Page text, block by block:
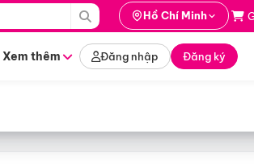
Hồ Chí Minh
Xem thêm Đăng nhập Đăng ký
Tìm